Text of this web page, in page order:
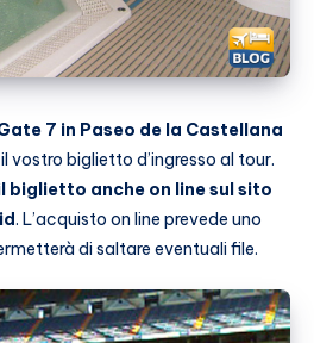
7 in Paseo de la Castellana
vostro biglietto d’ingresso al tour.
biglietto anche on line sul sito
. L’acquisto on line prevede uno
di saltare eventuali file.